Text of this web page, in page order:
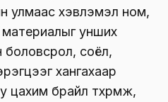
улмаас хэвлэмэл ном,
унших
боловсрол, соёл,
хангахаар
брайл төхөөрөмж,